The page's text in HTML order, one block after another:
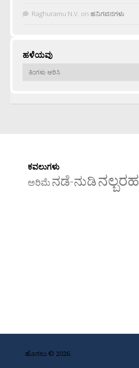
Raghuramu N.V. on ಹನಿಗವನಗಳು
ಹಳೆಯವು
ಹಳೆಯವು
ಕವಲುಗಳು
ಅರಿಮೆನಡೆ-ನುಡಿನಲ್ಬರಹ
ಹೊನಲು © 2026.